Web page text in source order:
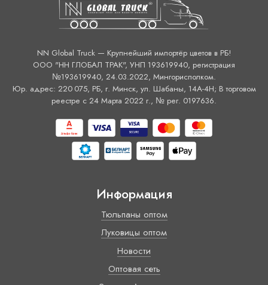
NN Global Truck — Крупнейший импортёр цветов в РБ!
ООО "НН ГЛОБАЛ ТРАК", УНП 193619940, регистрация
№193619940, 24.03.2022, Мингорисполком.
Юр. адрес: 220 075, РБ, г. Минск, ул. Шабаны, 14А-4H; В торговом
реестре с 24 Марта 2022 г., № рег. 0197636.
Информация
Тюльпаны оптом
Луковицы оптом
Новости
Оптовая сеть